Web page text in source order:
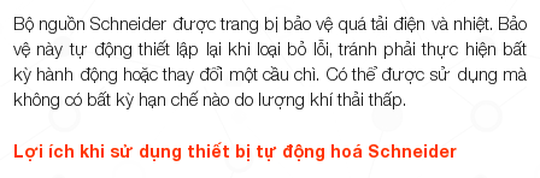
Bộ nguồn Schneider được trang bị bảo vệ quá tải điện và nhiệt. Bảo
vệ này tự động thiết lập lại khi loại bỏ lỗi, tránh phải thực hiện bất
kỳ hành động hoặc thay đổi một cầu chì. Có thể được sử dụng mà
không có bất kỳ hạn chế nào do lượng khí thải thấp.
Lợi ích khi sử dụng thiết bị tự động hoá Schneider